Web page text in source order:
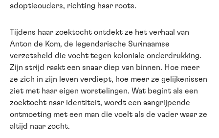
adoptieouders, richting haar roots.
Tijdens haar zoektocht ontdekt ze het verhaal van
Anton de Kom, de legendarische Surinaamse
verzetsheld die vocht tegen koloniale onderdrukking.
Zijn strijd raakt een snaar diep van binnen. Hoe meer
ze zich in zijn leven verdiept, hoe meer ze gelijkenissen
ziet met haar eigen worstelingen. Wat begint als een
zoektocht naar identiteit, wordt een aangrijpende
ontmoeting met een man die voelt als de vader waar ze
altijd naar zocht.